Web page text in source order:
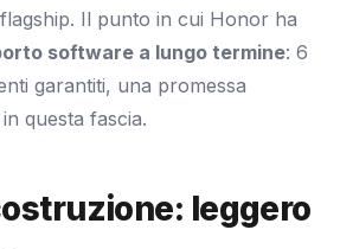
Il punto in cui Honor ha
software a lungo termine: 6
garantiti, una promessa
questa fascia.
leggero